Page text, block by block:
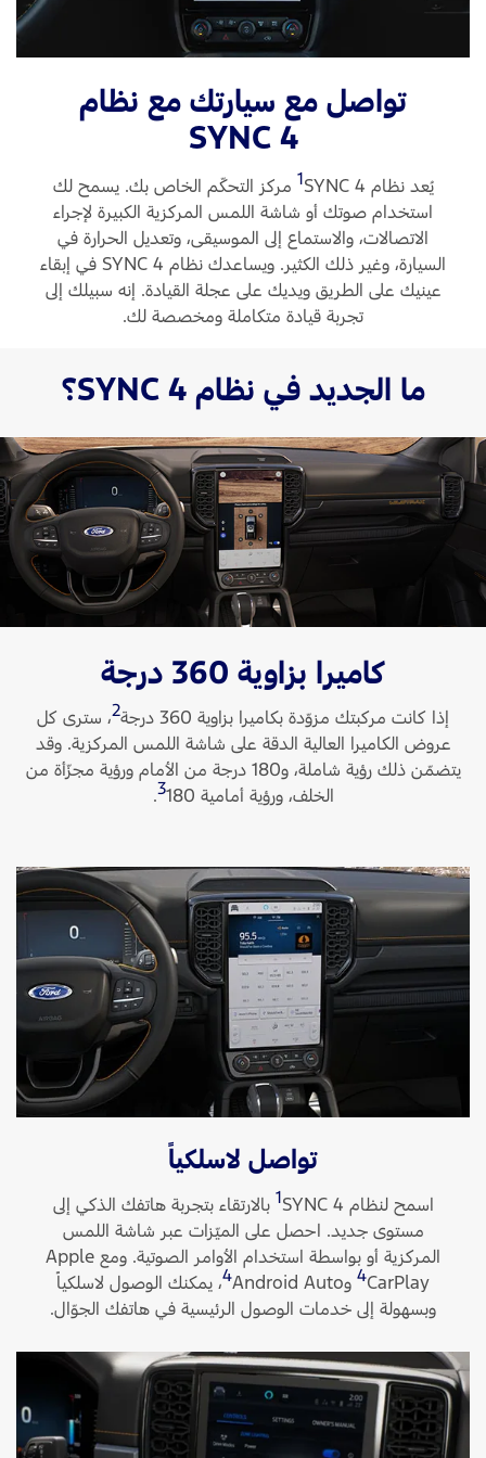
الامارات
المتحدة
اليمن
Ford Protect لمحة عامة عن
باقة العناية الفائقة
تقنية 4 SYNC
أجزاء
موتوركرافت
اتصل بنا
اتصل بنا
البحث عن الوكيل
الأسئلة الشائعة
تواصل مع سيارتك مع نظام
SYNC 4
يُعد نظام SYNC 4 1 ‏ مركز التحكّم الخاص بك. يسمح لك
استخدام صوتك أو شاشة اللمس المركزية الكبيرة لإجراء
الاتصالات، والاستماع إلى الموسيقى، وتعديل الحرارة في
السيارة، وغير ذلك الكثير. ويساعدك نظام SYNC 4 في إبقاء
عينيك على الطريق ويديك على عجلة القيادة. إنه سبيلك إلى
تجربة قيادة متكاملة ومخصصة لك.
ما الجديد في نظام SYNC 4؟
كاميرا بزاوية 360 درجة
إذا كانت مركبتك مزوّدة بكاميرا بزاوية 360 درجة 2، سترى كل
عروض الكاميرا العالية الدقة على شاشة اللمس المركزية. وقد
يتضمّن ذلك رؤية شاملة، و180 درجة من الأمام ورؤية مجزّأة من
الخلف، ورؤية أمامية 180
3
‏.
تواصل لاسلكياً
اسمح لنظام SYNC 4‏ 1 بالارتقاء بتجربة هاتفك الذكي إلى
مستوى جديد. احصل على الميّزات عبر شاشة اللمس
المركزية أو بواسطة استخدام الأوامر الصوتية. ومع Apple
CarPlay
4 وAndroid Auto 4‏، يمكنك الوصول لاسلكياً
وبسهولة إلى خدمات الوصول الرئيسية في هاتفك الجوّال.